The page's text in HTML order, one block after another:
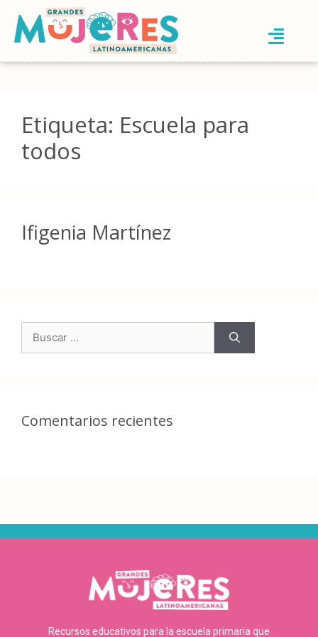
Etiqueta: Escuela para
todos
Ifigenia Martínez
Comentarios recientes
Recursos educativos para la escuela primaria que